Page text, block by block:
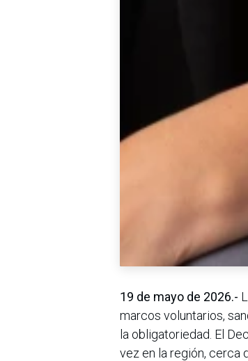
19 de mayo de 2026.-
marcos voluntarios,
la obligatoriedad. El
vez en la región, cerca